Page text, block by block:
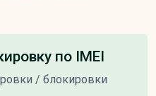
по IMEI
/ блокировки